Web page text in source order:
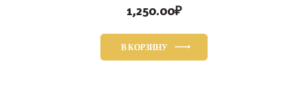
1,250.00₽
В КОРЗИНУ